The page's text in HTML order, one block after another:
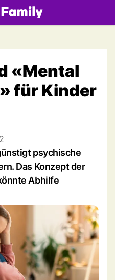
«Mental
für Kinder
psychische
Das Konzept der
Abhilfe